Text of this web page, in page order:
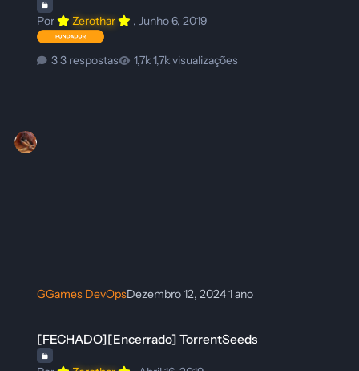
Por Zerothar ,Junho 6, 2019
3 respostas 1,7k visualizações
GGames DevOpsDezembro 12, 20241 ano
[FECHADO][Encerrado] TorrentSeeds